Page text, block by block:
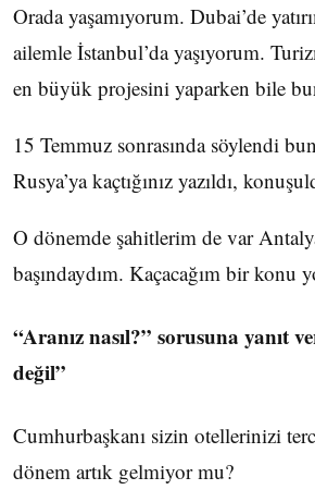
Orada yaşamıyorum. Dubai’de
ailemle İstanbul’da yaşıyorum.
en büyük projesini yaparken bile
15 Temmuz sonrasında söylendi
Rusya’ya kaçtığınız yazıldı,
O dönemde şahitlerim de var
başındaydım. Kaçacağım bir konu
“Aranız nasıl?” sorusuna yanıt
değil”
Cumhurbaşkanı sizin otellerinizi
dönem artık gelmiyor mu?